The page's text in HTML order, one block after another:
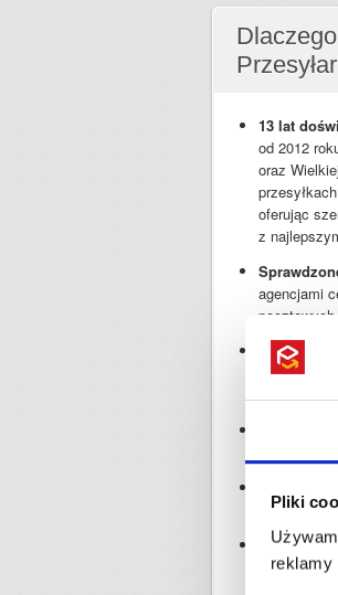
Pliki
reklamy
13 lat
od 2012
oraz
oferując
z
agencjami
Zespół
odpiszemy